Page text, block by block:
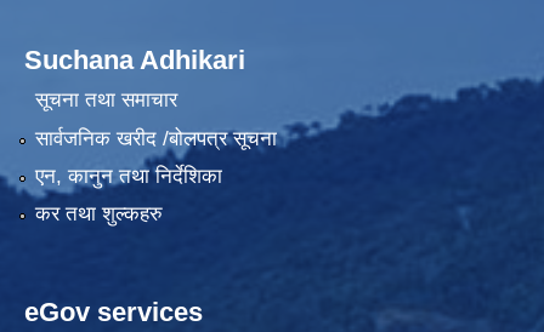
Suchana Adhikari
सूचना तथा समाचार
सार्वजनिक खरीद /बोलपत्र सूचना
एन, कानुन तथा निर्देशिका
कर तथा शुल्कहरु
eGov services